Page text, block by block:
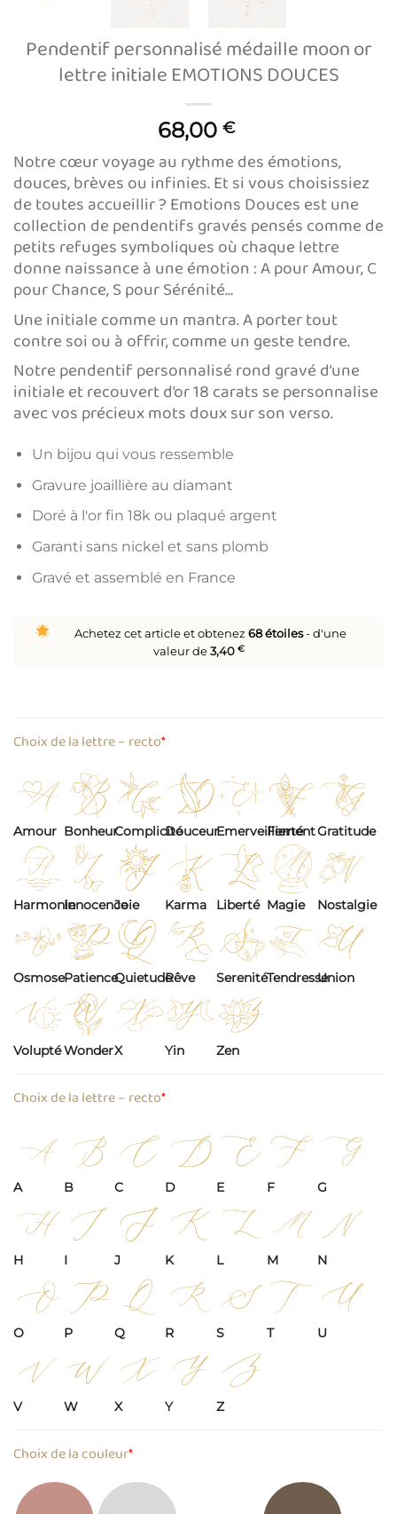
Pendentif personnalisé médaille moon or
lettre initiale EMOTIONS DOUCES
68,00 €
Notre cœur voyage au rythme des émotions,
douces, brèves ou infinies. Et si vous choisissiez
de toutes accueillir ? Emotions Douces est une
collection de pendentifs gravés pensés comme de
petits refuges symboliques où chaque lettre
donne naissance à une émotion : A pour Amour, C
pour Chance, S pour Sérénité…
Une initiale comme un mantra. A porter tout
contre soi ou à offrir, comme un geste tendre.
Notre pendentif personnalisé rond gravé d’une
initiale et recouvert d’or 18 carats se personnalise
avec vos précieux mots doux sur son verso.
Un bijou qui vous ressemble
Gravure joaillière au diamant
Doré à l'or fin 18k ou plaqué argent
Garanti sans nickel et sans plomb
Gravé et assemblé en France
Achetez cet article et obtenez 68étoiles- d'une
valeur de3,40 €
*
Choix de la lettre – recto
Amour BonheurComplicitéDouceurEmerveillement
Fierté Gratitude
HarmonieInnocenceJoie Karma Liberté Magie Nostalgie
OsmosePatienceQuietudeRêve SerenitéTendresseUnion
VoluptéWonderX Yin Zen
*
Choix de la lettre – recto
A B C D E F G
H I J K L M N
O P Q R S T U
V W X Y Z
*
Choix de la couleur